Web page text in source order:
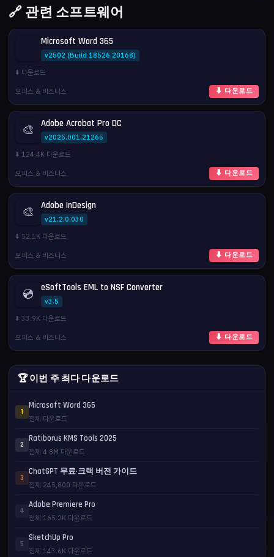
🔗 관련 소프트웨어
Microsoft Word 365
v2502 (Build 18526.20168)
⬇️ 다운로드
오피스 & 비즈니스
⬇ 다운로드
🎨 Adobe Acrobat Pro DC
v2025.001.21265
⬇️ 124.4K 다운로드
오피스 & 비즈니스
⬇ 다운로드
🎨 Adobe InDesign
v21.2.0.030
⬇️ 52.1K 다운로드
오피스 & 비즈니스
⬇ 다운로드
💿 eSoftTools EML to NSF Converter
v3.5
⬇️ 33.9K 다운로드
오피스 & 비즈니스
⬇ 다운로드
🏆 이번 주 최다 다운로드
1
Microsoft Word 365
전체 다운로드
2
Ratiborus KMS Tools 2025
전체 4.8M 다운로드
3
ChatGPT 무료·크랙 버전 가이드
전체 245,800 다운로드
4
Adobe Premiere Pro
전체 165.2K 다운로드
5
SketchUp Pro
전체 143.6K 다운로드